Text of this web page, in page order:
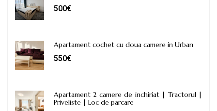
500€
Apartament cochet cu doua camere in Urban
550€
Apartament 2 camere de inchiriat | Tractorul |
Priveliste | Loc de parcare